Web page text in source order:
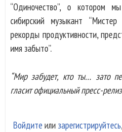
“Одиночество”, о котором
сибирский музыкант
рекорды продуктивности,
имя забыто”.
“Мир забудет, кто ты… зато
гласит официальный пресс-
Войдите или зарегистрируйтесь